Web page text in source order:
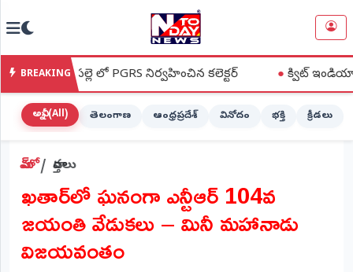
హోమ్
(Home)
STREAMING
లైవ్
(Live
TV)
BREAKING
లో PGRS నిర్వహించిన కలెక్టర్ ●క్విట్ ఇండియా ఉద్యమ
అన్నీ (All) తెలంగాణ ఆంధ్రప్రదేశ్ వినోదం భక్తి క్రీడలు
హోమ్ వార్తలు
ఖతార్‌లో ఘనంగా ఎన్టీఆర్ 104వ
జయంతి వేడుకలు – మినీ మహానాడు
విజయవంతం